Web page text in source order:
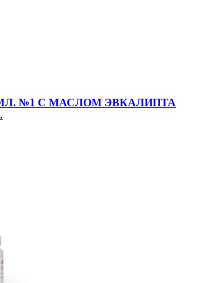
№1 С МАСЛОМ ЭВКАЛИПТА